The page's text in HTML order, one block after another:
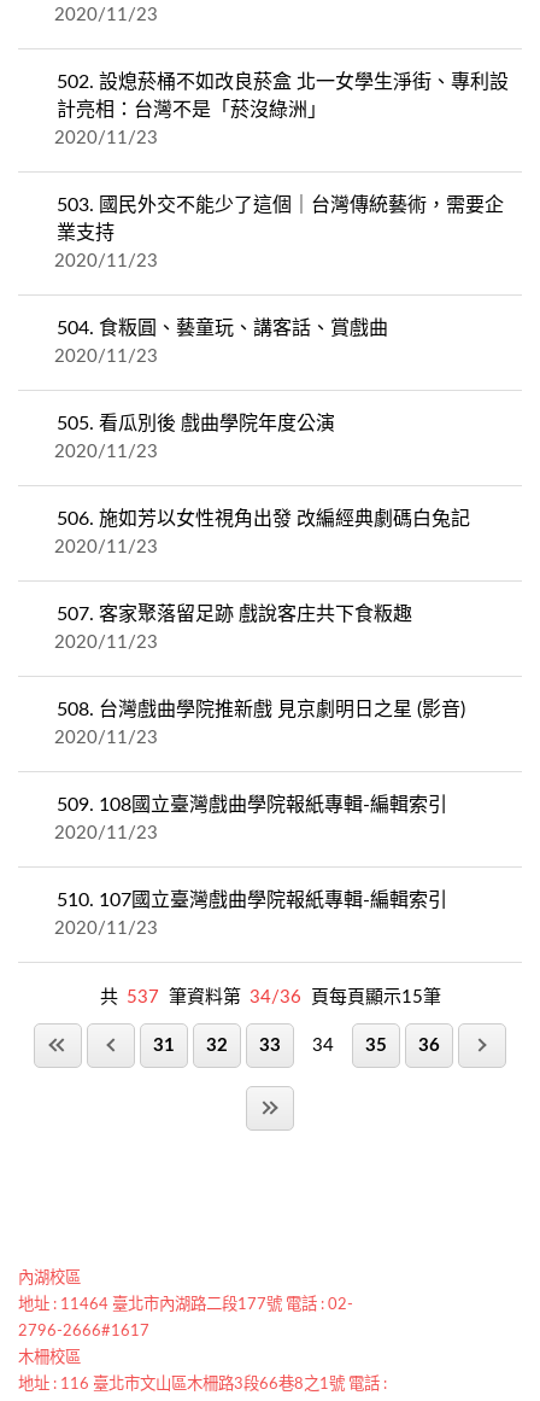
2020/11/23
502. 設熄菸桶不如改良菸盒 北一女學生淨街、專利設
計亮相：台灣不是「菸沒綠洲」
2020/11/23
503. 國民外交不能少了這個｜台灣傳統藝術，需要企
業支持
2020/11/23
504. 食粄圓、藝童玩、講客話、賞戲曲
2020/11/23
505. 看瓜別後 戲曲學院年度公演
2020/11/23
506. 施如芳以女性視角出發 改編經典劇碼白兔記
2020/11/23
507. 客家聚落留足跡 戲說客庄共下食粄趣
2020/11/23
508. 台灣戲曲學院推新戲 見京劇明日之星 (影音)
2020/11/23
509. 108國立臺灣戲曲學院報紙專輯-編輯索引
2020/11/23
510. 107國立臺灣戲曲學院報紙專輯-編輯索引
2020/11/23
共 537 筆資料第 34/36 頁每頁顯示15筆
31 32 33 34 35 36
內湖校區
地址 : 11464 臺北市內湖路二段177號 電話 : 02-
2796-2666#1617
木柵校區
地址 : 116 臺北市文山區木柵路3段66巷8之1號 電話 :